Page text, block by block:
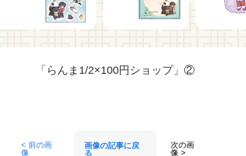
「らんま1/2×100円ショップ」②
< 前の画
像
画像の記事に戻
る
次の画
像 >